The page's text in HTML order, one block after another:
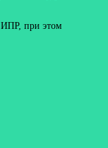
ИПР, при этом